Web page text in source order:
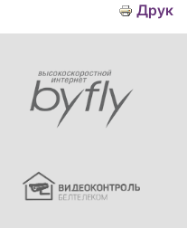
Друк